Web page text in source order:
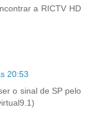
a RICTV HD
20:53
o sinal de SP pelo